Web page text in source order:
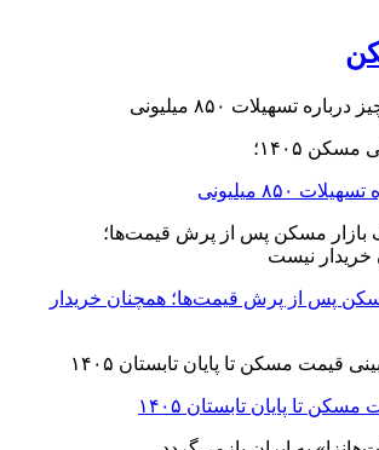
۱۴۰۵؛
۸۵۰ میلیونی
پس از پرش قیمت‌ها؛ همچنان خریدار
تا پایان تابستان ۱۴۰۵